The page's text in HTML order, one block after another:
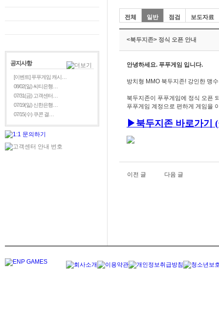
공지사항
[이벤트] 푸푸게임 캐시…
08/02(일) 씨티은행…
07/31(금) 고객센터…
07/19(일) 신한은행…
07/15(수) 쿠콘 결…
전체 일반 점검 보도자료
<북두지존> 정식 오픈 안내
안녕하세요. 푸푸게임 입니다.
방치형 MMO 북두지존! 강인한 맹
북두지존이 푸푸게임에 정식 오픈
푸푸게임 계정으로 편하게 게임을
▶북두지존 바로가기
이전 글 다음 글